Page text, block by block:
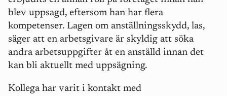
blev uppsagd, eftersom han har flera
kompetenser. Lagen om anställningsskydd, las,
säger att en arbetsgivare är skyldig att söka
andra arbetsuppgifter åt en anställd innan det
kan bli aktuellt med uppsägning.
Kollega har varit i kontakt med